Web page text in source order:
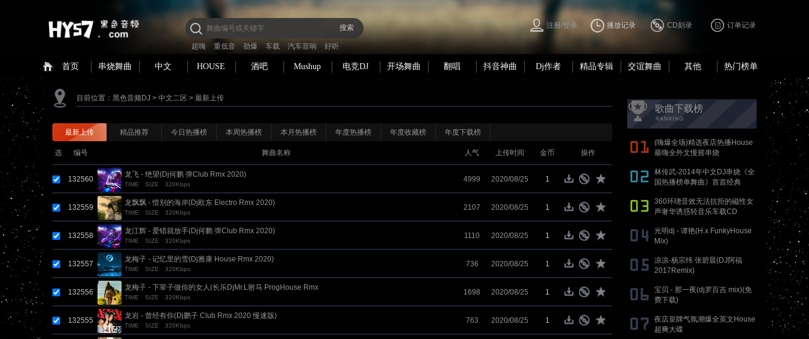
搜索
超嗨 重低音 劲爆 车载 汽车音响 好听
注册/登录 播放记录 CD刻录 订单记录
首页 串烧舞曲 中文 HOUSE 酒吧 Mushup 电竞DJ 开场舞曲 翻唱 抖音神曲 Dj作者 精品专辑 交谊舞曲 其他 热门榜单
目前位置： 黑色音频DJ > 中文二区 > 最新上传
最新上传 精品推荐 今日热播榜 本周热播榜 本月热播榜 年度热播榜 年度收藏榜 年度下载榜
选 编号 舞曲名称 人气 上传时间 金币 操作
132560
龙飞 - 绝望(Dj何鹏 弹Club Rmx 2020)
TIME SIZE 320Kbps
4999 2020/08/25 1
132559
龙飘飘 - 惜别的海岸(Dj欧东 Electro Rmx 2020)
TIME SIZE 320Kbps
2107 2020/08/25 1
132558
龙江辉 - 爱错就放手(Dj何鹏 弹Club Rmx 2020)
TIME SIZE 320Kbps
1110 2020/08/25 1
132557
龙梅子 - 记忆里的雪(Dj雅康 House Rmx 2020)
TIME SIZE 320Kbps
736 2020/08/25 1
132556
龙梅子 - 下辈子做你的女人(长乐DjMr.L驸马 ProgHouse Rmx
2020)
TIME SIZE 320Kbps
1698 2020/08/25 1
132555
龙岩 - 曾经有你(Dj鹏子 Club Rmx 2020 慢速版)
TIME SIZE 320Kbps
763 2020/08/25 1
歌曲下载榜
(嗨爆全场)精选夜店热播House
最嗨全外文慢摇串烧
林传武-2014年中文DJ串烧《全
国热播榜单舞曲》首首经典
360环绕音效无法抗拒的磁性女
声奢华诱惑轻音乐车载CD
光明dj - 谭艳(H.x FunkyHouse
Mix)
凉凉-杨宗纬 张碧晨(DJ阿福
2017Remix)
宝贝 - 那一夜(dj罗百吉 mix)(免
费下载)
夜店皇牌气氛潮爆全英文House
超爽大碟